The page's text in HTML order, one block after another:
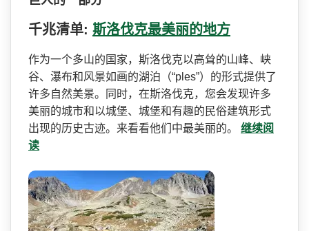
千兆清单: 斯洛伐克最美丽的地方
作为一个多山的国家，斯洛伐­克以高耸的山峰、峡
谷、瀑布和风景如画的湖泊（“p­les”）的形式提供了
许多自然美景。同时，在斯洛­伐克，您会发现许多
美丽的城市和以城堡、城堡和有趣­的民俗建筑形式
出现的历史古迹。来看看他们中最美丽­的。 继续阅
读